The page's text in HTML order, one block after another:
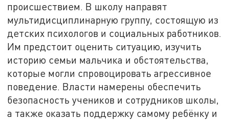
происшествием. В школу направят
мультидисциплинарную группу, состоящую из
детских психологов и социальных работников.
Им предстоит оценить ситуацию, изучить
историю семьи мальчика и обстоятельства,
которые могли спровоцировать агрессивное
поведение. Власти намерены обеспечить
безопасность учеников и сотрудников школы,
а также оказать поддержку самому ребёнку и